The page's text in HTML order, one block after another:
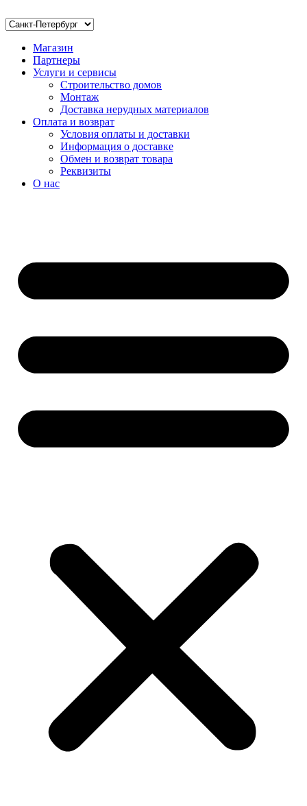
Магазин
Партнеры
Услуги и сервисы
Строительство домов
Монтаж
Доставка нерудных материалов
Оплата и возврат
Условия оплаты и доставки
Информация о доставке
Обмен и возврат товара
Реквизиты
О нас